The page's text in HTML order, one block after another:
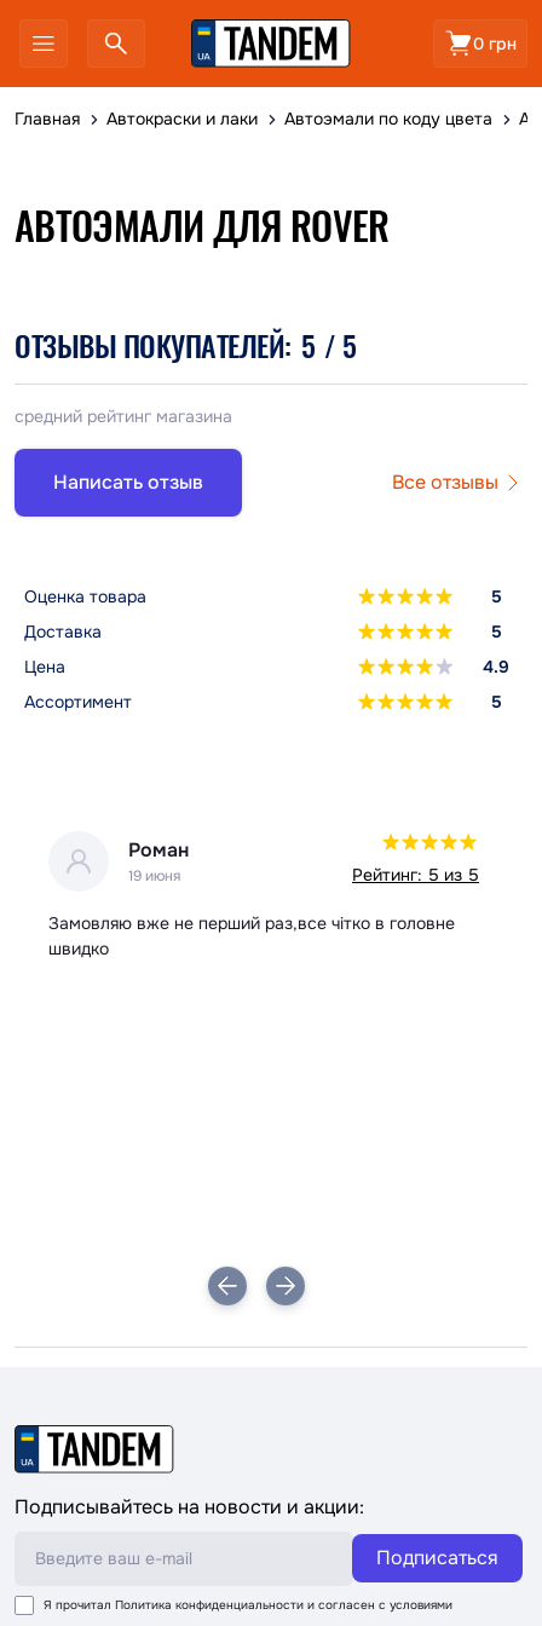
0 грн
Главная Автокраски и лаки Автоэмали по коду цвета
АВТОЭМАЛИ ДЛЯ ROVER
ОТЗЫВЫ ПОКУПАТЕЛЕЙ: 5 / 5
средний рейтинг магазина
Написать отзыв Все отзывы
Оценка товара
5
Доставка
5
Цена
4.9
Ассортимент
5
Роман
19 июня Рейтинг: 5 из 5
Замовляю вже не перший раз,все чітко в головне
швидко
Подписывайтесь на новости и акции:
Подписаться
Я прочитал Политика конфиденциальности и согласен с условиями